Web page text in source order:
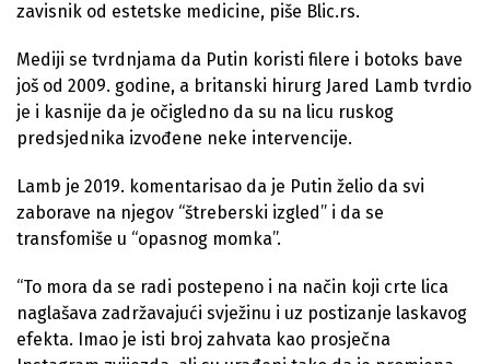
zavisnik od estetske medicine, piše Blic.rs.
Mediji se tvrdnjama da Putin koristi filere i botoks bave
još od 2009. godine, a britanski hirurg Jared Lamb tvrdio
je i kasnije da je očigledno da su na licu ruskog
predsjednika izvođene neke intervencije.
Lamb je 2019. komentarisao da je Putin želio da svi
zaborave na njegov “štreberski izgled” i da se
transfomiše u “opasnog momka”.
“To mora da se radi postepeno i na način koji crte lica
naglašava zadržavajući svježinu i uz postizanje laskavog
efekta. Imao je isti broj zahvata kao prosječna